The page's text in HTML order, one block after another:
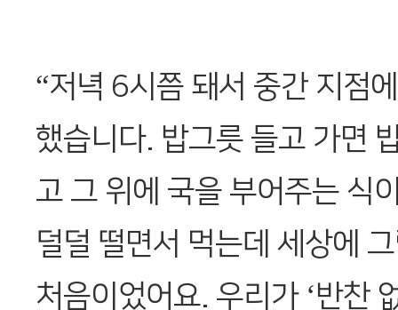
“저녁 6시쯤 돼서 중간 지점
했습니다. 밥그릇 들고 가면
고 그 위에 국을 부어주는 식
덜덜 떨면서 먹는데 세상에
처음이었어요. 우리가 ‘반찬